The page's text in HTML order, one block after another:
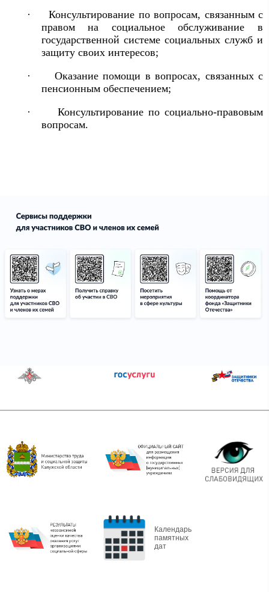
·
Консультирование по вопросам, связанным с
правом на социальное обслуживание в
государственной системе социальных служб и
защиту своих интересов;
·
Оказание помощи в вопросах, связанных с
пенсионным обеспечением;
·
Консультирование по социально-правовым
вопросам.
Календарь
памятных
дат